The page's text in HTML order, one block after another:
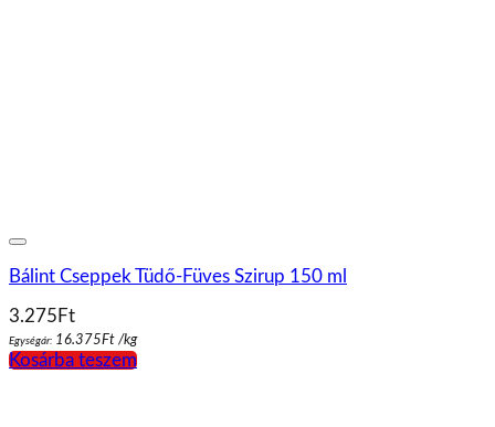
Bálint Cseppek Tüdő-Füves Szirup 150 ml
3.275 Ft
Egységár: 16.375Ft /kg
Kosárba teszem